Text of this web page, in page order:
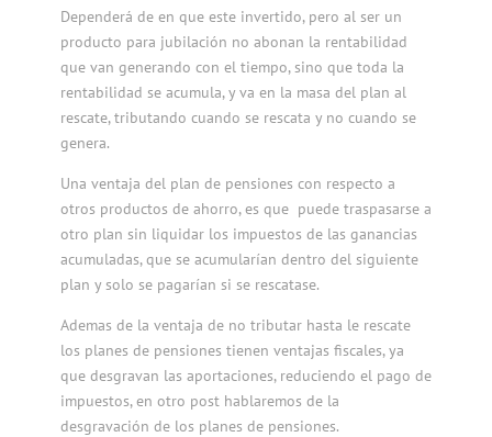
Dependerá de en que este invertido, pero al ser un
producto para jubilación no abonan la rentabilidad
que van generando con el tiempo, sino que toda la
rentabilidad se acumula, y va en la masa del plan al
rescate, tributando cuando se rescata y no cuando se
genera.
Una ventaja del plan de pensiones con respecto a
otros productos de ahorro, es que puede traspasarse a
otro plan sin liquidar los impuestos de las ganancias
acumuladas, que se acumularían dentro del siguiente
plan y solo se pagarían si se rescatase.
Ademas de la ventaja de no tributar hasta le rescate
los planes de pensiones tienen ventajas fiscales, ya
que desgravan las aportaciones, reduciendo el pago de
impuestos, en otro post hablaremos de la
desgravación de los planes de pensiones.